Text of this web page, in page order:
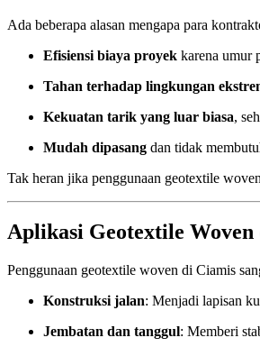
Ada beberapa alasan mengapa para
Efisiensi biaya proyek karena umur
Tahan terhadap lingkungan
Kekuatan tarik yang luar biasa,
Mudah dipasang dan tidak
Tak heran jika penggunaan geotextile
Aplikasi Geotextile
Penggunaan geotextile woven di Ciamis
Konstruksi jalan: Menjadi lapisan
Jembatan dan tanggul: Memberi